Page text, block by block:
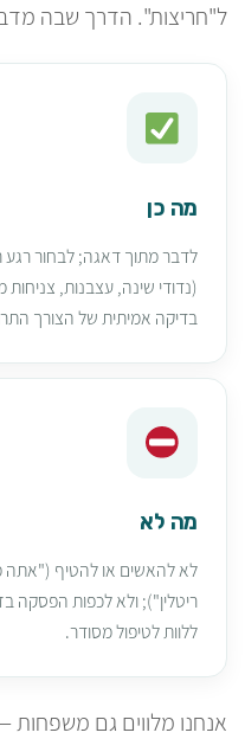
ל"חריצות". הדרך שבה
מה כן
לדבר מתוך דאגה; לבחור רגע
(נדודי שינה, עצבנות, צניחות
בדיקה אמיתית של הצורך
מה לא
לא להאשים או להטיף ("אתה
ריטלין"); ולא לכפות הפסקה
ללוות לטיפול מסודר.
אנחנו מלווים גם משפחות